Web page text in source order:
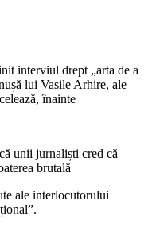
interviul drept „arta de a
lui Vasile Arhire, ale
înainte
unii jurnaliști cred că
brutală
ale interlocutorului